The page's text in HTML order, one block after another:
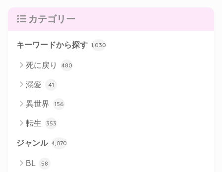
カテゴリー
キーワードから探す 1,030
死に戻り 480
溺愛 41
異世界 156
転生 353
ジャンル 4,070
BL 58